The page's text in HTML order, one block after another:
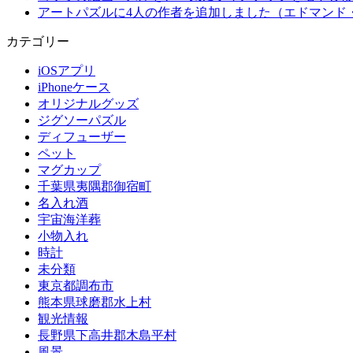
アートパズルに4人の作者を追加しました（エドマンド
カテゴリー
iOSアプリ
iPhoneケース
オリジナルグッズ
ジグソーパズル
ディフューザー
ペット
マグカップ
千葉県夷隅郡御宿町
名入れ酒
宇宙海洋葬
小物入れ
時計
未分類
東京都調布市
熊本県球磨郡水上村
観光情報
長野県下高井郡木島平村